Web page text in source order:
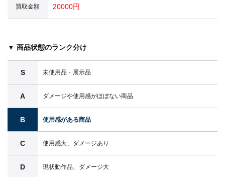
買取金額 20000円
▼ 商品状態のランク分け
S 未使用品・展示品
A ダメージや使用感がほぼない商品
B 使用感がある商品
C 使用感大、ダメージあり
D 現状動作品、ダメージ大